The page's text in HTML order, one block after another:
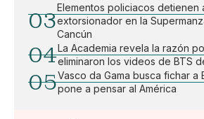
03
Elementos policiacos detienen
extorsionador en la
Cancún
04La Academia revela la razón
eliminaron los videos de BTS
05Vasco da Gama busca fichar a
pone a pensar al América